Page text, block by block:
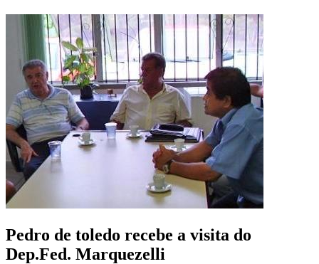
Pedro de toledo recebe a visita do
Dep.Fed. Marquezelli